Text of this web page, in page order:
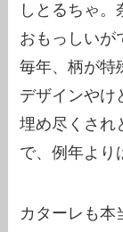
しとるちゃ
おもっしいが
毎年、柄が特
デザインやけ
埋め尽くされ
で、例年より
カターレも本